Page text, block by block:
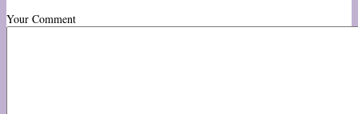
Your Comment